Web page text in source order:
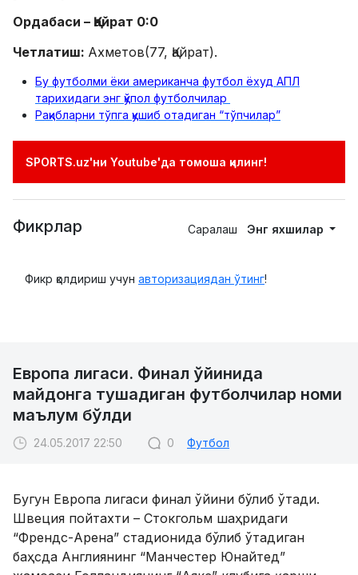
Ордабаси – Қайрат 0:0
Четлатиш: Ахметов(77, Қайрат).
Бу футболми ёки американча футбол ёхуд АПЛ
тарихидаги энг қўпол футболчилар
Рақибларни тўпга қушиб отадиган “тўпчилар”
SPORTS.uz'ни Youtube'да томоша қилинг!
Фикрлар Саралаш Энг яхшилар
Фикр қолдириш учун авторизациядан ўтинг!
Европа лигаси. Финал ўйинида
майдонга тушадиган футболчилар номи
маълум бўлди
24.05.2017 22:50 0 Футбол
Бугун Европа лигаси финал ўйини бўлиб ўтади.
Швеция пойтахти – Стокгольм шаҳридаги
“Френдс-Арена” стадионида бўлиб ўтадиган
баҳсда Англиянинг “Манчестер Юнайтед”